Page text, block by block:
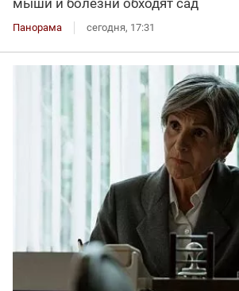
Панорама сегодня, 17:31